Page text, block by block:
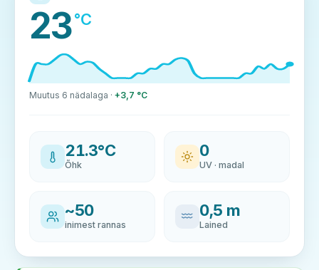
23°C
Muutus 6 nädalaga · +3,7 °C
21.3°C
Õhk
0
UV · madal
~50
inimest rannas
0,5 m
Lained